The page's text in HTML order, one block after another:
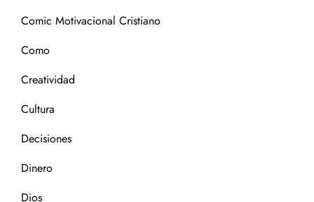
Comic Motivacional Cristiano
Como
Creatividad
Cultura
Decisiones
Dinero
Dios